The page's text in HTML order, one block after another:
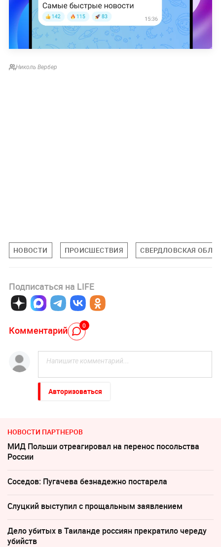
Николь Вербер
НОВОСТИ ПРОИСШЕСТВИЯ СВЕРДЛОВСКАЯ
Подписаться на LIFE
Комментарий 0
Авторизоваться
НОВОСТИ ПАРТНЕРОВ
МИД Польши отреагировал на перенос посольства
России
Соседов: Пугачева безнадежно постарела
Слуцкий выступил с прощальным заявлением
Дело убитых в Таиланде россиян прекратило череду
убийств